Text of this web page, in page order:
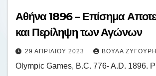
Αθήνα 1896 – Επίσημα
και Περίληψη των Αγώνων
29 ΑΠΡΙΛΊΟΥ 2023 ΒΟΎΛΑ ΖΥΓΟΎΡΗ
Olympic Games, B.C. 776- A.D. 1896.